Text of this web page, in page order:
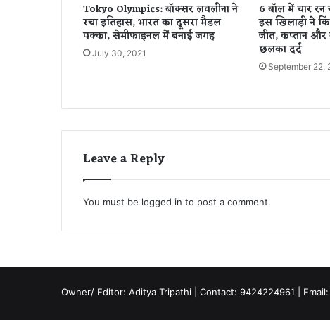
श
र्त
,
वी
लो
बो
‘
ज
ज्ज
Tokyo Olympics: बॉक्सर लवलीना ने
रचा इतिहास, भारत का दूसरा मैडल
पक्का, सेमीफाइनल में बनाई जगह
July 30, 2021
6 बॉल में चार रन
इस खिलाड़ी ने
जीत, कप्तान
छलका दर्द
September 22,
Leave a Reply
You must be logged in to post a comment.
Owner/ Editor: Aditya Tripathi | Contact: 9424224961 |